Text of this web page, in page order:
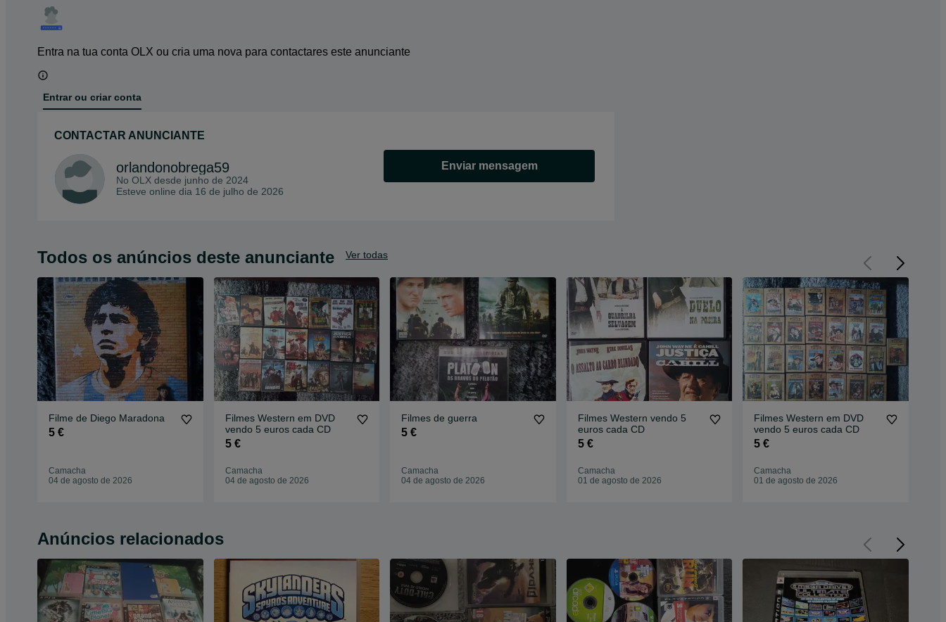
Entra na tua conta OLX ou cria uma nova para contactares este anunciante
Entrar ou criar conta
CONTACTAR ANUNCIANTE
orlandonobrega59
No OLX desde junho de 2024
Esteve online dia 16 de julho de 2026
Enviar mensagem
Todos os anúncios deste anunciante Ver todas
Filme de Diego Maradona
5 €
Camacha
04 de agosto de 2026
Filmes Western em DVD
vendo 5 euros cada CD
5 €
Camacha
04 de agosto de 2026
Filmes de guerra
5 €
Camacha
04 de agosto de 2026
Filmes Western vendo 5
euros cada CD
5 €
Camacha
01 de agosto de 2026
Filmes Western em DVD
vendo 5 euros cada CD
5 €
Camacha
01 de agosto de 2026
Anúncios relacionados